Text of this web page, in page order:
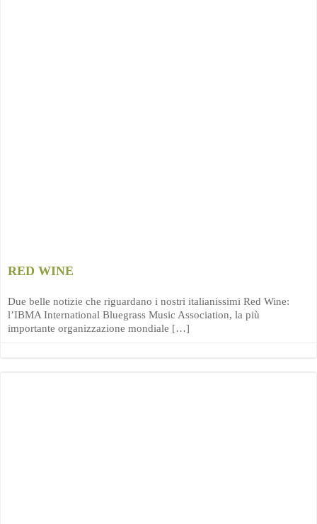
RED WINE
Due belle notizie che riguardano i nostri italianissimi Red Wine:
l’IBMA International Bluegrass Music Association, la più
importante organizzazione mondiale […]